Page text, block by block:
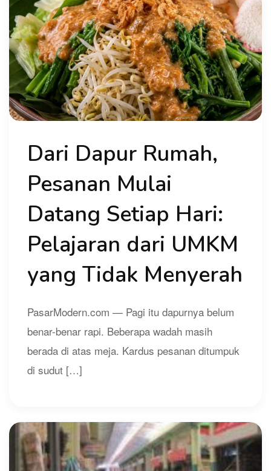
Dari Dapur Rumah,
Pesanan Mulai
Datang Setiap Hari:
Pelajaran dari UMKM
yang Tidak Menyerah
PasarModern.com — Pagi itu dapurnya belum
benar-benar rapi. Beberapa wadah masih
berada di atas meja. Kardus pesanan ditumpuk
di sudut […]